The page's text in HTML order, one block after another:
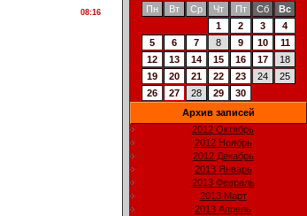
08:16
Пн
Вт Ср Чт Пт Сб
Вс
1
2 3
4
5
6 7 8 9 10
11
12
13 14 15 16 17
18
19
20 21 22 23 24
25
26
27 28 29
30
Архив записей
2012 Октябрь
2012 Ноябрь
2012 Декабрь
2013 Январь
2013 Февраль
2013 Март
2013 Апрель